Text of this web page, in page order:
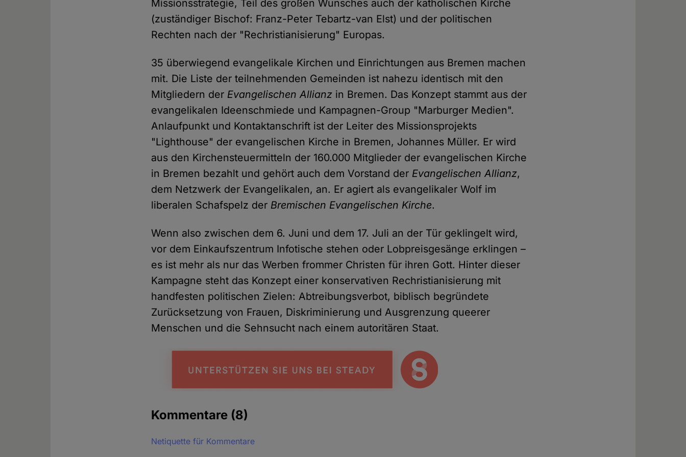
Missionsstrategie, Teil des großen Wunsches auch der katholischen Kirche
(zuständiger Bischof: Franz-Peter Tebartz-van Elst) und der politischen
Rechten nach der "Rechristianisierung" Europas.
35 überwiegend evangelikale Kirchen und Einrichtungen aus Bremen machen
mit. Die Liste der teilnehmenden Gemeinden ist nahezu identisch mit den
Mitgliedern der Evangelischen Allianz in Bremen. Das Konzept stammt aus der
evangelikalen Ideenschmiede und Kampagnen-Group "Marburger Medien".
Anlaufpunkt und Kontaktanschrift ist der Leiter des Missionsprojekts
"Lighthouse" der evangelischen Kirche in Bremen, Johannes Müller. Er wird
aus den Kirchensteuermitteln der 160.000 Mitglieder der evangelischen Kirche
in Bremen bezahlt und gehört auch dem Vorstand der Evangelischen Allianz,
dem Netzwerk der Evangelikalen, an. Er agiert als evangelikaler Wolf im
liberalen Schafspelz der Bremischen Evangelischen Kirche.
Wenn also zwischen dem 6. Juni und dem 17. Juli an der Tür geklingelt wird,
vor dem Einkaufszentrum Infotische stehen oder Lobpreisgesänge erklingen –
es ist mehr als nur das Werben frommer Christen für ihren Gott. Hinter dieser
Kampagne steht das Konzept einer konservativen Rechristianisierung mit
handfesten politischen Zielen: Abtreibungsverbot, biblisch begründete
Zurücksetzung von Frauen, Diskriminierung und Ausgrenzung queerer
Menschen und die Sehnsucht nach einem autoritären Staat.
Kommentare (8)
Netiquette für Kommentare